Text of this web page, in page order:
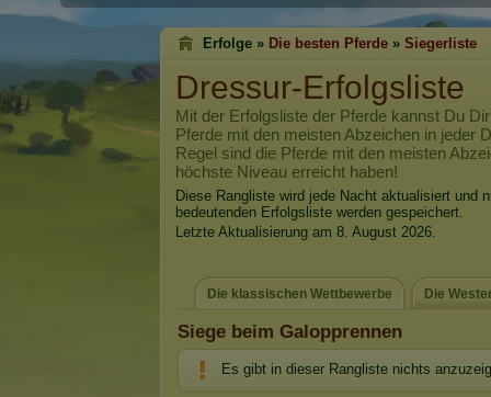
Erfolge » Die besten Pferde » Siegerliste
Dressur-Erfolgsliste
Mit der Erfolgsliste der Pferde kannst Du
Pferde mit den meisten Abzeichen in jeder
Regel sind die Pferde mit den meisten
höchste Niveau erreicht haben!
Diese Rangliste wird jede Nacht aktualisiert und
bedeutenden Erfolgsliste werden gespeichert.
Letzte Aktualisierung am 8. August 2026.
Die klassischen Wettbewerbe Die
Siege beim Galopprennen
Es gibt in dieser Rangliste nichts